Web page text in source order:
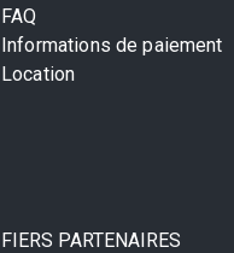
FAQ
Informations de paiement
Location
FIERS PARTENAIRES